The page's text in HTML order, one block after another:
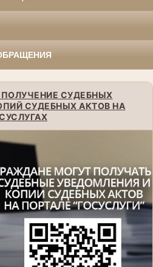
СУДЕБНЫХ
СУДЕБНЫХ АКТОВ НА